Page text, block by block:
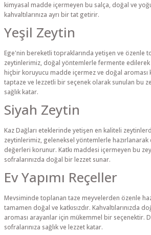
kimyasal madde içermeyen bu salça, doğal ve
kahvaltılarınıza ayrı bir tat getirir.
Yeşil Zeytin
Ege'nin bereketli topraklarında yetişen ve özenle
zeytinlerimiz, doğal yöntemlerle fermente edilerek
hiçbir koruyucu madde içermez ve doğal aroması
taptaze ve lezzetli bir seçenek olarak sunulan bu
sağlık katar.
Siyah Zeytin
Kaz Dağları eteklerinde yetişen en kaliteli
zeytinlerimiz, geleneksel yöntemlerle
değerleri korunur. Katkı maddesi içermeyen bu
sofralarınızda doğal bir lezzet sunar.
Ev Yapımı Reçeller
Mevsiminde toplanan taze meyvelerden özenle
tamamen doğal ve katkısızdır. Kahvaltılarınızda
aroması arayanlar için mükemmel bir seçenektir.
sofralarınıza sağlık ve lezzet katar.